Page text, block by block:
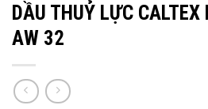
DẦU THUỶ LỰC
AW 32